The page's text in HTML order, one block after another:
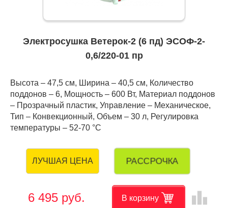
Электросушка Ветерок-2 (6 пд) ЭСОФ-2-
0,6/220-01 пр
Высота – 47,5 см, Ширина – 40,5 см, Количество
поддонов – 6, Мощность – 600 Вт, Материал поддонов
– Прозрачный пластик, Управление – Механическое,
Тип – Конвекционный, Объем – 30 л, Регулировка
температуры – 52-70 °C
ЛУЧШАЯ ЦЕНА РАССРОЧКА
6 495 руб. В корзину leaderboard